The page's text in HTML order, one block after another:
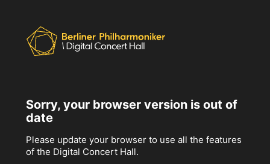
Sorry, your browser version is out of
date
Please update your browser to use all the features
of the Digital Concert Hall.